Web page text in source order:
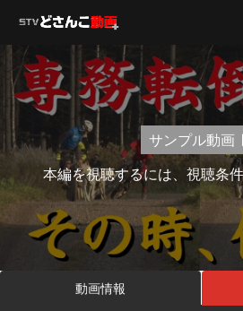
サンプル動画
本編を視聴するには、視聴条
動画情報